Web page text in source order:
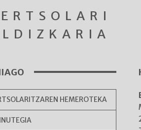
HEMEROTEKA